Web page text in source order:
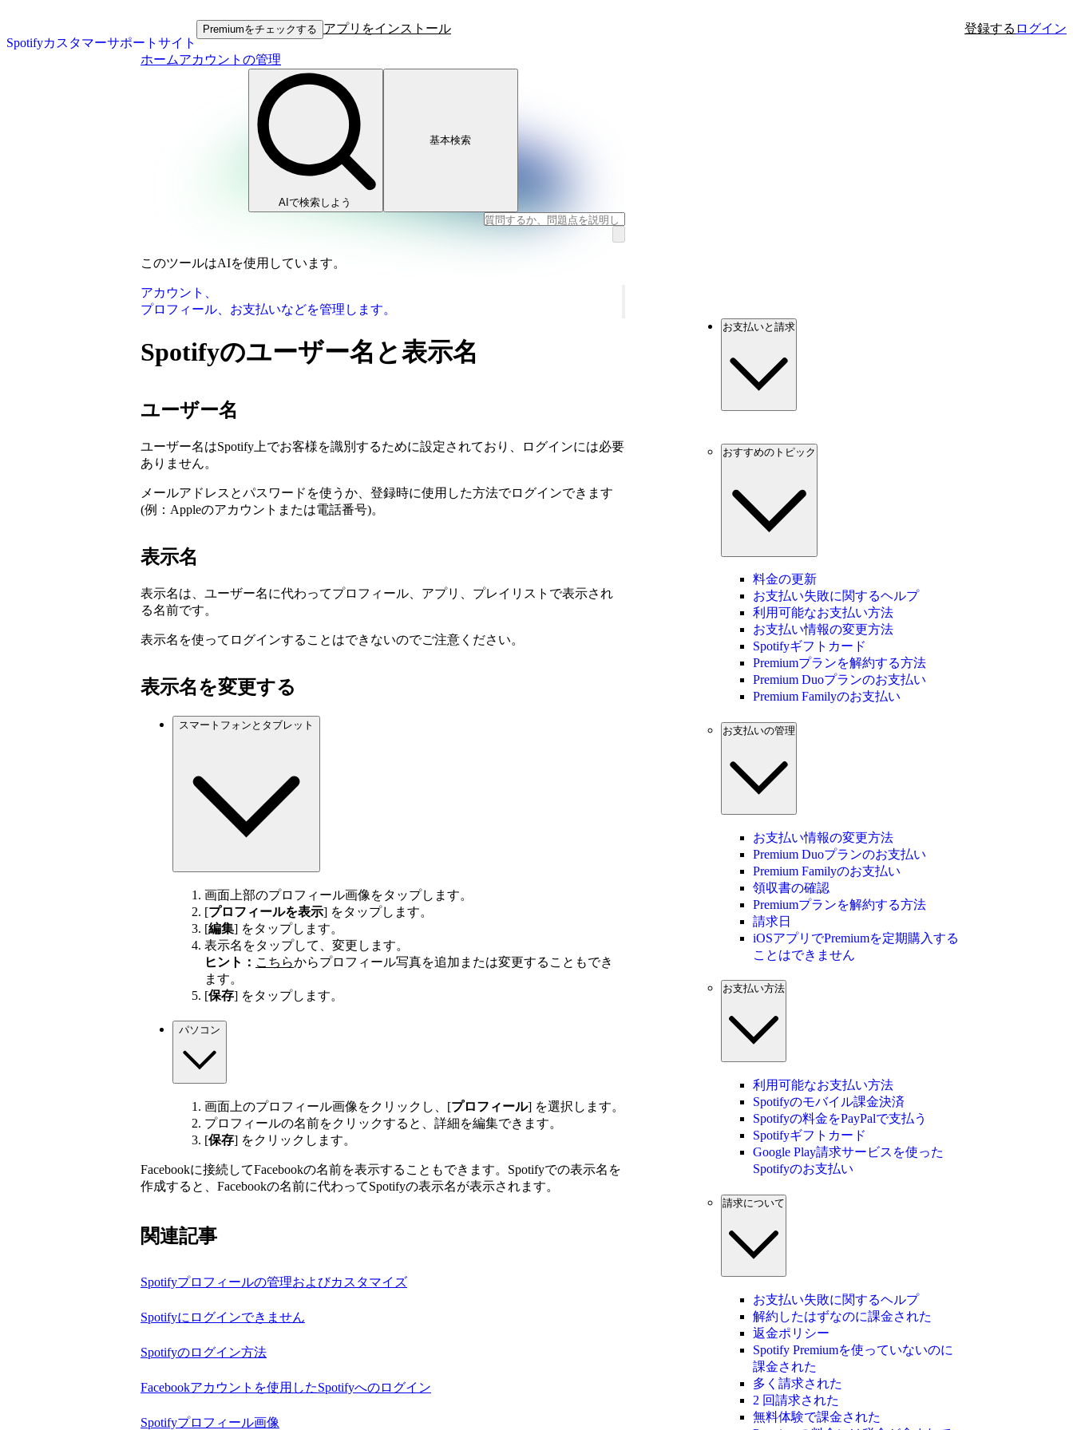
Spotifyカスタマーサポートサイト
Premiumをチェックする アプリをインストール 登録する ログイン
ホームアカウントの管理
AIで検索しよう
基本検索
このツールはAIを使用しています。
アカウント、
プロフィール、お支払いなどを管理します。
Spotifyのユーザー名と表示名
ユーザー名
ユーザー名はSpotify上でお客様を識別するために設定されており、ログインには必要
ありません。
メールアドレスとパスワードを使うか、登録時に使用した方法でログインできます
(例：Appleのアカウントまたは電話番号)。
表示名
表示名は、ユーザー名に代わってプロフィール、アプリ、プレイリストで表示され
る名前です。
表示名を使ってログインすることはできないのでご注意ください。
表示名を変更する
スマートフォンとタブレット
画面上部のプロフィール画像をタップします。
[プロフィールを表示] をタップします。
[編集] をタップします。
表示名をタップして、変更します。
ヒント： こちらからプロフィール写真を追加または変更することもでき
ます。
[保存] をタップします。
パソコン
画面上のプロフィール画像をクリックし、[プロフィール] を選択します。
プロフィールの名前をクリックすると、詳細を編集できます。
[保存] をクリックします。
Facebookに接続してFacebookの名前を表示することもできます。Spotifyでの表示名を
作成すると、Facebookの名前に代わってSpotifyの表示名が表示されます。
関連記事
Spotifyプロフィールの管理およびカスタマイズ
Spotifyにログインできません
Spotifyのログイン方法
Facebookアカウントを使用したSpotifyへのログイン
Spotifyプロフィール画像
お支払いと請求
おすすめのトピック
料金の更新
お支払い失敗に関するヘルプ
利用可能なお支払い方法
お支払い情報の変更方法
Spotifyギフトカード
Premiumプランを解約する方法
Premium Duoプランのお支払い
Premium Familyのお支払い
お支払いの管理
お支払い情報の変更方法
Premium Duoプランのお支払い
Premium Familyのお支払い
領収書の確認
Premiumプランを解約する方法
請求日
iOSアプリでPremiumを定期購入する
ことはできません
お支払い方法
利用可能なお支払い方法
Spotifyのモバイル課金決済
Spotifyの料金をPayPalで支払う
Spotifyギフトカード
Google Play請求サービスを使った
Spotifyのお支払い
請求について
お支払い失敗に関するヘルプ
解約したはずなのに課金された
返金ポリシー
Spotify Premiumを使っていないのに
課金された
多く請求された
2 回請求された
無料体験で課金された